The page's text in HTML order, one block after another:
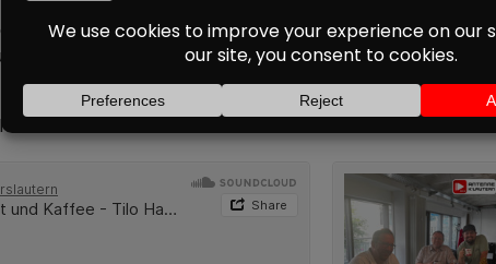
Bohrungen beginnen könnten, wie die
gibt: Dort wird der Vibrations-Truck ausgestellt,
nachhören: